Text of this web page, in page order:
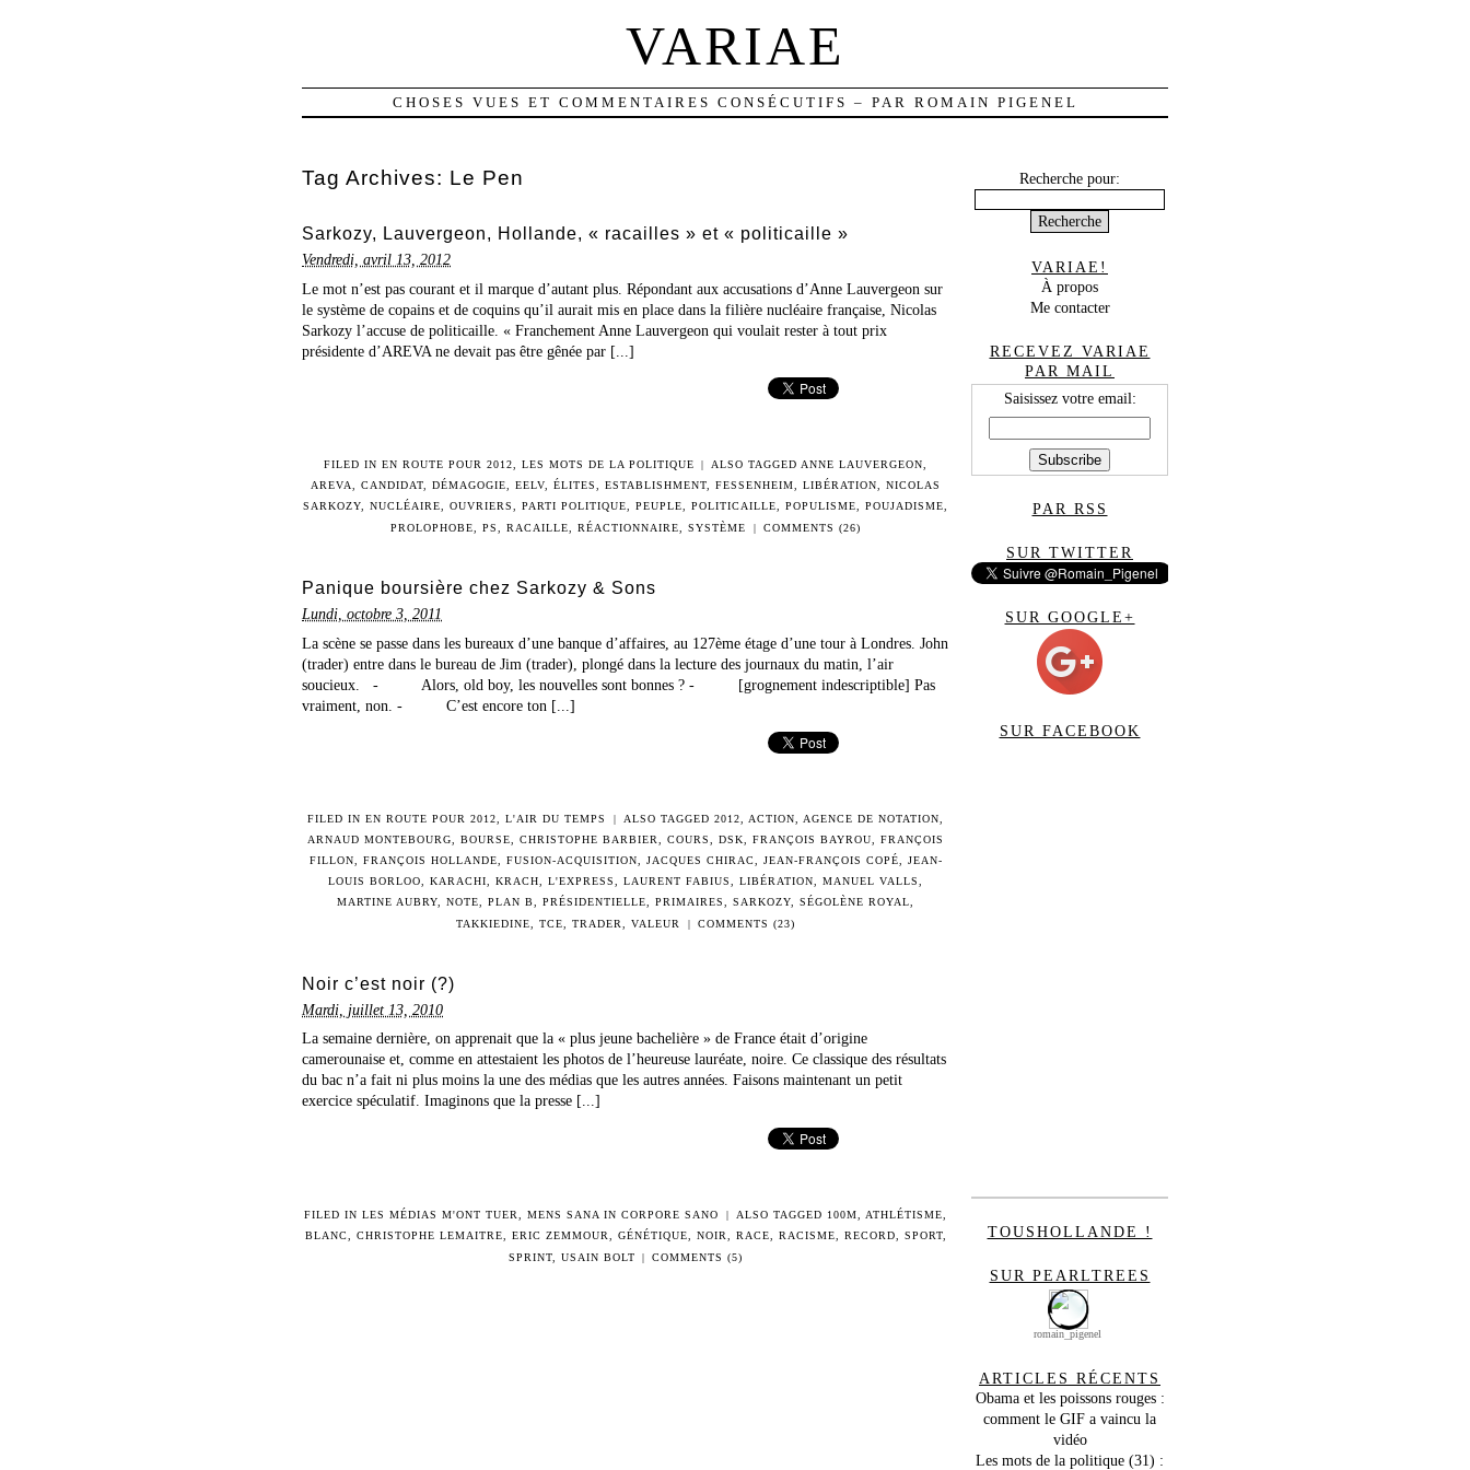
VARIAE
CHOSES VUES ET COMMENTAIRES CONSÉCUTIFS – PAR ROMAIN PIGENEL
Tag Archives: Le Pen
Sarkozy, Lauvergeon, Hollande, « racailles » et « politicaille »
Vendredi, avril 13, 2012
Le mot n’est pas courant et il marque d’autant plus. Répondant aux accusations d’Anne Lauvergeon sur
le système de copains et de coquins qu’il aurait mis en place dans la filière nucléaire française, Nicolas
Sarkozy l’accuse de politicaille. « Franchement Anne Lauvergeon qui voulait rester à tout prix
présidente d’AREVA ne devait pas être gênée par [...]
FILED IN EN ROUTE POUR 2012 LES MOTS DE LA POLITIQUE | ALSO TAGGED ANNE LAUVERGEON
AREVA
CANDIDAT DÉMAGOGIE EELV ÉLITES ESTABLISHMENT FESSENHEIM LIBÉRATION
NICOLAS
SARKOZY
NUCLÉAIRE OUVRIERS PARTI POLITIQUE PEUPLE POLITICAILLE POPULISME POUJADISME
PROLOPHOBE
,PS ,RACAILLE ,RÉACTIONNAIRE ,SYSTÈME | COMMENTS (26)
Panique boursière chez Sarkozy & Sons
Lundi, octobre 3, 2011
La scène se passe dans les bureaux d’une banque d’affaires, au 127ème étage d’une tour à Londres. John
(trader) entre dans le bureau de Jim (trader), plongé dans la lecture des journaux du matin, l’air
soucieux. - Alors, old boy, les nouvelles sont bonnes ? - [grognement indescriptible] Pas
vraiment, non. - C’est encore ton [...]
FILED INEN ROUTE POUR 2012 ,L'AIR DU TEMPS | ALSO TAGGED 2012 ACTION AGENCE DE NOTATION
ARNAUD MONTEBOURG
BOURSE CHRISTOPHE BARBIER COURS DSK FRANÇOIS BAYROU
FRANÇOIS
FILLON
FRANÇOIS HOLLANDE FUSION-ACQUISITION JACQUES CHIRAC JEAN-FRANÇOIS COPÉ
JEAN-
LOUIS BORLOO
KARACHI KRACH L'EXPRESS LAURENT FABIUS LIBÉRATION MANUEL VALLS
MARTINE AUBRY
NOTE PLAN B PRÉSIDENTIELLE PRIMAIRES SARKOZY SÉGOLÈNE ROYAL
TAKKIEDINE
,TCE ,TRADER ,VALEUR | COMMENTS (23)
Noir c’est noir (?)
Mardi, juillet 13, 2010
La semaine dernière, on apprenait que la « plus jeune bachelière » de France était d’origine
camerounaise et, comme en attestaient les photos de l’heureuse lauréate, noire. Ce classique des résultats
du bac n’a fait ni plus moins la une des médias que les autres années. Faisons maintenant un petit
exercice spéculatif. Imaginons que la presse [...]
FILED INLES MÉDIAS M'ONT TUER ,MENS SANA IN CORPORE SANO | ALSO TAGGED 100M ATHLÉTISME
BLANC
CHRISTOPHE LEMAITRE ERIC ZEMMOUR GÉNÉTIQUE NOIR RACE RACISME RECORD SPORT,
SPRINT, USAIN BOLT | COMMENTS (5)
Recherche pour:
VARIAE!
À propos
Me contacter
RECEVEZ VARIAE
PAR MAIL
Saisissez votre email:
PAR RSS
SUR TWITTER
SUR GOOGLE+
SUR FACEBOOK
TOUSHOLLANDE !
SUR PEARLTREES
romain_pigenel
ARTICLES RÉCENTS
Obama et les poissons rouges :
comment le GIF a vaincu la
vidéo
Les mots de la politique (31) :